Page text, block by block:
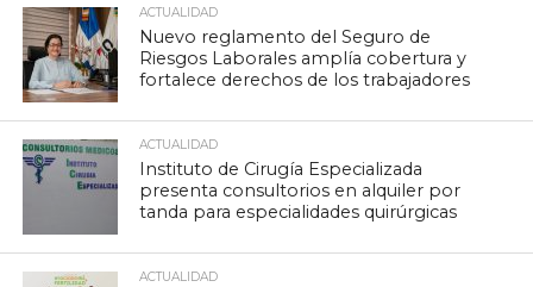
ACTUALIDAD
Nuevo reglamento del Seguro de
Riesgos Laborales amplía cobertura y
fortalece derechos de los trabajadores
ACTUALIDAD
Instituto de Cirugía Especializada
presenta consultorios en alquiler por
tanda para especialidades quirúrgicas
ACTUALIDAD